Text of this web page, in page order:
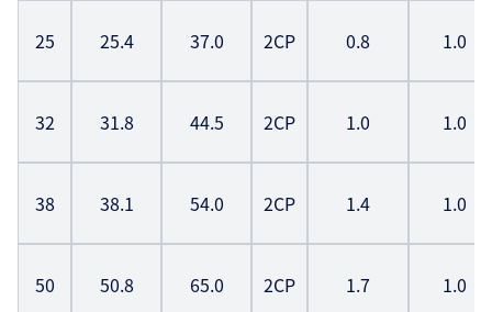
25 25.4 37.0 2CP 0.8 1.0
32 31.8 44.5 2CP 1.0 1.0
38 38.1 54.0 2CP 1.4 1.0
50 50.8 65.0 2CP 1.7 1.0